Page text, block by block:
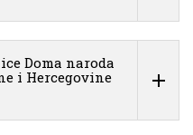
Doma naroda
i Hercegovine